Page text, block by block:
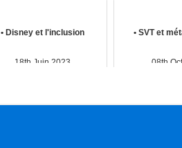
• Disney et l'inclusion
18th Juin 2023
• SVT et
08th